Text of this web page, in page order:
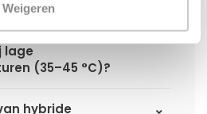
Weigeren
hybride
lage
(35–45 °C)?
hybride